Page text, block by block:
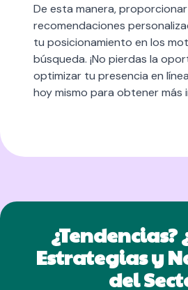
De esta manera,
recomendaciones
tu posicionamiento en los
búsqueda. ¡No pierdas la
optimizar tu presencia en
hoy mismo para obtener más
¿Tendencias?
Estrategias y
del